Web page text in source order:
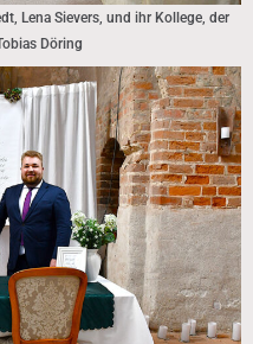
Lena Sievers, und ihr Kollege, der
Döring